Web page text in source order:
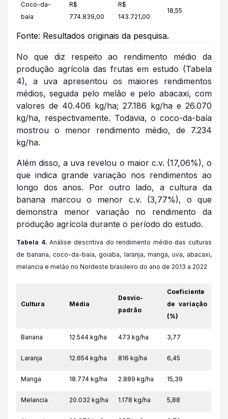
Coco-da-
baía
R$
774.839,00
R$
143.721,00
18,55
Fonte: Resultados originais da pesquisa.
No que diz respeito ao rendimento médio da
produção agrícola das frutas em estudo (Tabela
4), a uva apresentou os maiores rendimentos
médios, seguida pelo melão e pelo abacaxi, com
valores de 40.406 kg/ha; 27.186 kg/ha e 26.070
kg/ha, respectivamente. Todavia, o coco-da-baía
mostrou o menor rendimento médio, de 7.234
kg/ha.
Além disso, a uva revelou o maior c.v. (17,06%), o
que indica grande variação nos rendimentos ao
longo dos anos. Por outro lado, a cultura da
banana marcou o menor c.v. (3,77%), o que
demonstra menor variação no rendimento da
produção agrícola durante o período do estudo.
Tabela 4. Análise descritiva do rendimento médio das culturas
de banana, coco-da-baía, goiaba, laranja, manga, uva, abacaxi,
melancia e melão no Nordeste brasileiro do ano de 2013 a 2022
Cultura Média
Desvio-
padrão
Coeficiente
de variação
(%)
Banana 12.544 kg/ha 473 kg/ha 3,77
Laranja 12.654 kg/ha 816 kg/ha 6,45
Manga 18.774 kg/ha 2.889 kg/ha 15,39
Melancia 20.032 kg/ha 1.178 kg/ha 5,88